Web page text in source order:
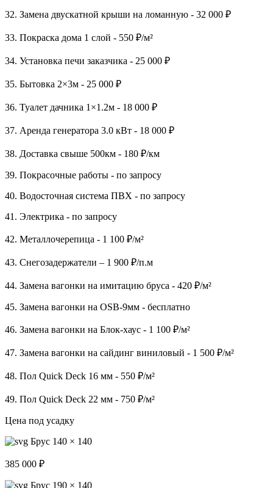
32. Замена двускатной крыши на ломанную - 32 000 ₽
33. Покраска дома 1 слой - 550 ₽/м²
34. Установка печи заказчика - 25 000 ₽
35. Бытовка 2×3м - 25 000 ₽
36. Туалет дачника 1×1.2м - 18 000 ₽
37. Аренда генератора 3.0 кВт - 18 000 ₽
38. Доставка свыше 500км - 180 ₽/км
39. Покрасочные работы - по запросу
40. Водосточная система ПВХ - по запросу
41. Электрика - по запросу
42. Металлочерепица - 1 100 ₽/м²
43. Снегозадержатели – 1 900 ₽/п.м
44. Замена вагонки на имитацию бруса - 420 ₽/м²
45. Замена вагонки на OSB-9мм - бесплатно
46. Замена вагонки на Блок-хаус - 1 100 ₽/м²
47. Замена вагонки на сайдинг виниловый - 1 500 ₽/м²
48. Пол Quick Deck 16 мм - 550 ₽/м²
49. Пол Quick Deck 22 мм - 750 ₽/м²
Цена под усадку
Брус 140 × 140
385 000 ₽
Брус 190 × 140